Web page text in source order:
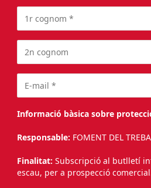
Informació bàsica sobre
Responsable: FOMENT DEL
Finalitat: Subscripció al butlletí
escau, per a prospecció